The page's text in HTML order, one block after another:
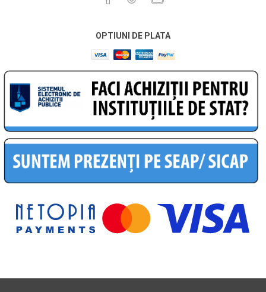
OPTIUNI DE PLATA